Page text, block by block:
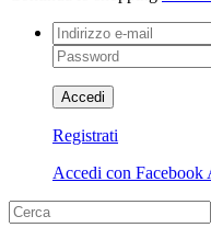
Accedi
Registrati
Accedi con Facebook